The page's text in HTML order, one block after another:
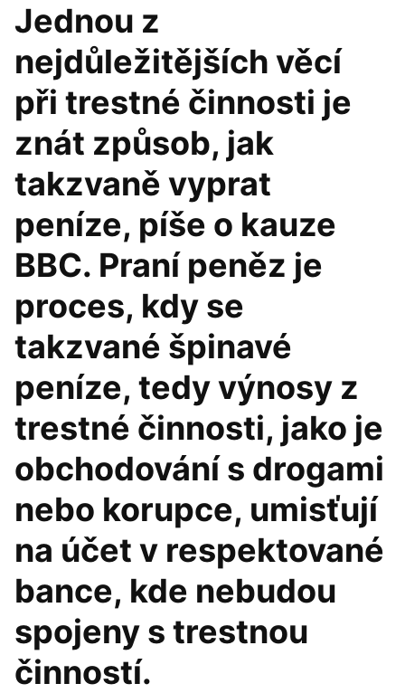
Jednou z
nejdůležitějších věcí
při trestné činnosti je
znát způsob, jak
takzvaně vyprat
peníze, píše o kauze
BBC. Praní peněz je
proces, kdy se
takzvané špinavé
peníze, tedy výnosy z
trestné činnosti, jako je
obchodování s drogami
nebo korupce, umisťují
na účet v respektované
bance, kde nebudou
spojeny s trestnou
činností.